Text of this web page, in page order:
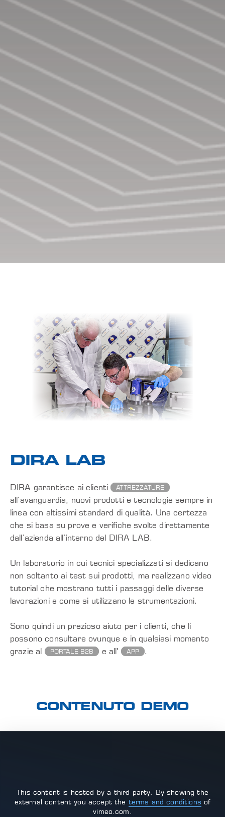
DIRA LAB
DIRA garantisce ai clienti ATTREZZATURE
all’avanguardia, nuovi prodotti e tecnologie sempre in
linea con altissimi standard di qualità. Una certezza
che si basa su prove e verifiche svolte direttamente
dall’azienda all’interno del DIRA LAB.
Un laboratorio in cui tecnici specializzati si dedicano
non soltanto ai test sui prodotti, ma realizzano video
tutorial che mostrano tutti i passaggi delle diverse
lavorazioni e come si utilizzano le strumentazioni.
Sono quindi un prezioso aiuto per i clienti, che li
possono consultare ovunque e in qualsiasi momento
grazie al
PORTALE B2B e all' APP .
CONTENUTO DEMO
This content is hosted by a third party. By showing the
external content you accept the terms and conditions of
vimeo.com.